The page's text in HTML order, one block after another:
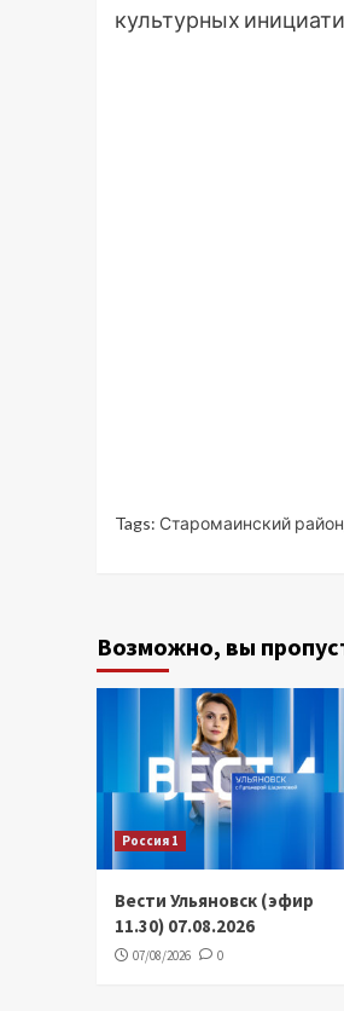
культурных
Tags: Старомаинский район
Возможно, вы
Россия 1
Вести Ульяновск (эфир
11.30) 07.08.2026
07/08/2026 0